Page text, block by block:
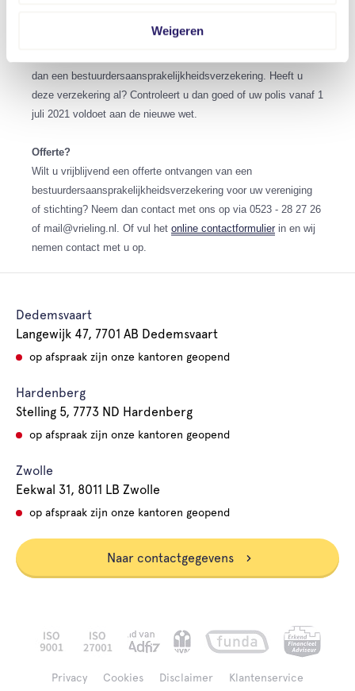
Weigeren
u en uw eventueel uw medebestuurders moet privé door u
dan een bestuurdersaansprakelijkheidsverzekering. Heeft u
deze verzekering al? Controleert u dan goed of uw polis vanaf 1
juli 2021 voldoet aan de nieuwe wet.
Offerte?
Wilt u vrijblijvend een offerte ontvangen van een
bestuurdersaansprakelijkheidsverzekering voor uw vereniging
of stichting? Neem dan contact met ons op via 0523 - 28 27 26
of mail@vrieling.nl. Of vul het online contactformulier in en wij
nemen contact met u op.
Dedemsvaart
Langewijk 47, 7701 AB Dedemsvaart
op afspraak zijn onze kantoren geopend
Hardenberg
Stelling 5, 7773 ND Hardenberg
op afspraak zijn onze kantoren geopend
Zwolle
Eekwal 31, 8011 LB Zwolle
op afspraak zijn onze kantoren geopend
Naar contactgegevens
Privacy Cookies Disclaimer Klantenservice